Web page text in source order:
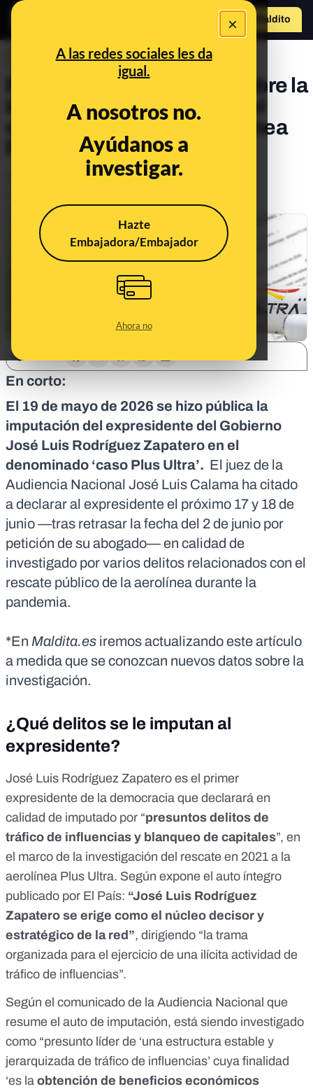
×
A las redes sociales les da
igual.
A nosotros no.
Ayúdanos a
investigar.
Hazte
Embajadora/Embajador
Ahora no
Hazte Maldito
Preguntas y respuestas sobre la
imputación a Zapatero en el
caso del rescate a la aerolínea
Plus Ultra
Actualizado elJun 16, 2026, 11:49:00 AM
En corto:
El 19 de mayo de 2026 se hizo pública la
imputación del expresidente del Gobierno
José Luis Rodríguez Zapatero en el
denominado ‘caso Plus Ultra’. El juez de la
Audiencia Nacional José Luis Calama ha citado
a declarar al expresidente el próximo 17 y 18 de
junio—tras retrasar la fecha del 2 de junio por
petición de su abogado— en calidad de
investigado por varios delitos relacionados con el
rescate público de la aerolínea durante la
pandemia.
*En Maldita.es iremos actualizando este artículo
a medida que se conozcan nuevos datos sobre la
investigación.
¿Qué delitos se le imputan al
expresidente?
José Luis Rodríguez Zapatero es el primer
expresidente de la democracia que declarará en
calidad de imputado por “presuntos delitos de
tráfico de influencias y blanqueo de capitales”, en
el marco de la investigación del rescate en 2021 a la
aerolínea Plus Ultra. Según expone el auto íntegro
publicado por El País: “José Luis Rodríguez
Zapatero se erige como el núcleo decisor y
estratégico de la red”, dirigiendo “la trama
organizada para el ejercicio de una ilícita actividad de
tráfico de influencias”.
Según el comunicado de la Audiencia Nacional que
resume el auto de imputación, está siendo investigado
como “presunto líder de ‘una estructura estable y
jerarquizada de tráfico de influencias’ cuya finalidad
‘es la obtención de beneficios económicos